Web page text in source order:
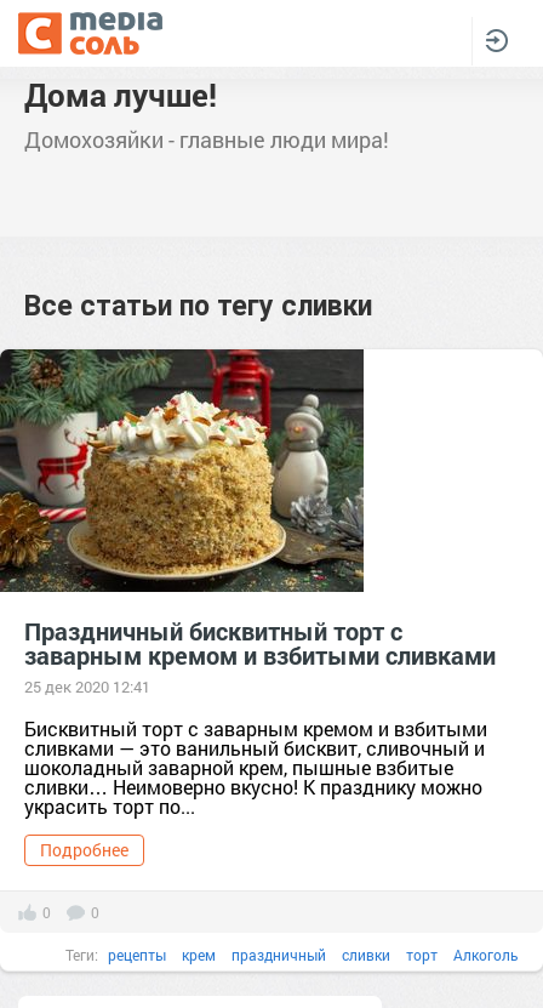
Дома лучше!
Домохозяйки - главные люди мира!
Все статьи по тегу сливки
Праздничный бисквитный торт с
заварным кремом и взбитыми сливками
25 дек 2020 12:41
Бисквитный торт с заварным кремом и взбитыми
сливками — это ванильный бисквит, сливочный и
шоколадный заварной крем, пышные взбитые
сливки… Неимоверно вкусно! К празднику можно
украсить торт по...
Подробнее
0 0
Теги: рецепты крем праздничный сливки торт Алкоголь